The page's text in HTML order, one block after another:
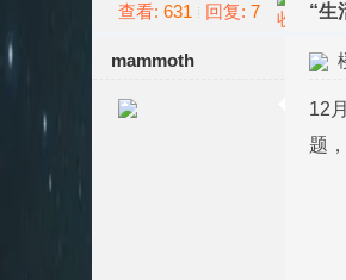
查看: 631 回复: 7 “生
mammoth
12
题